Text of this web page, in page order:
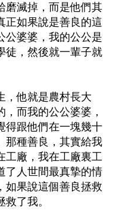
磨滅掉，而是他們其
正如果說是善良的這
公婆婆，我的公公是
徒，然後就一輩子就
，他就是農村長大
而我的公公婆婆，
得跟他們在一塊幾十
那種善良，其實給我
工廠，我在工廠裏工
了人世間最真摯的情
如果說這個善良拯救
了我。